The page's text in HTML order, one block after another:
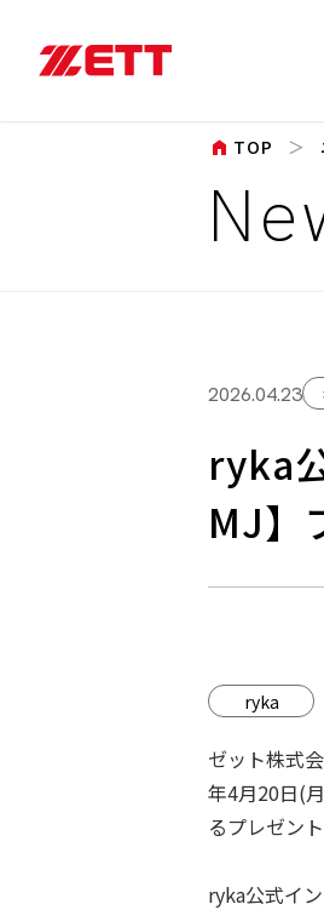
home TOP
2026.04.23
ryka
MJ】
ryka
ゼット株式
年4月20日(
るプレゼン
ryka公式イ